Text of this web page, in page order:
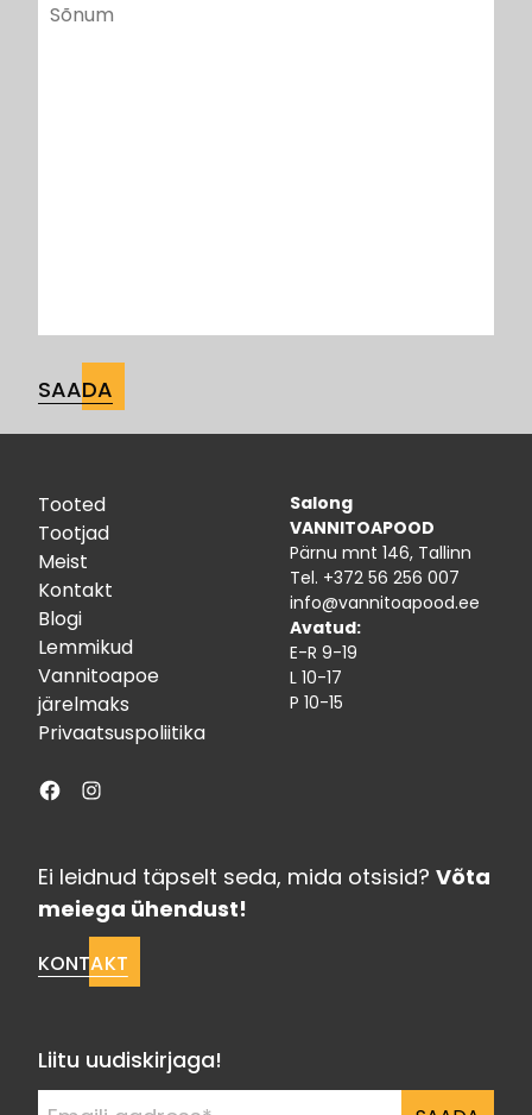
Tooted
Tootjad
Meist
Kontakt
Blogi
Lemmikud
Vannitoapoe
järelmaks
Privaatsuspoliitika
Facebook
Salong
VANNITOAPOOD
Pärnu mnt 146, Tallinn
Tel. +372 56 256 007
info@vannitoapood.ee
Avatud:
E-R 9-19
L 10-17
P 10-15
Ei leidnud täpselt seda, mida otsisid? Võta
meiega ühendust!
KONTAKT
Liitu uudiskirjaga!